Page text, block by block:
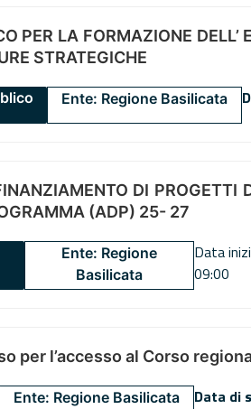
PER LA FORMAZIONE
STRATEGICHE
Ente: Regione Basilicata
DI
(ADP) 25- 27
Ente: Regione
Basilicata
Data
09:00
per l’accesso al Corso
Ente: Regione Basilicata Data di